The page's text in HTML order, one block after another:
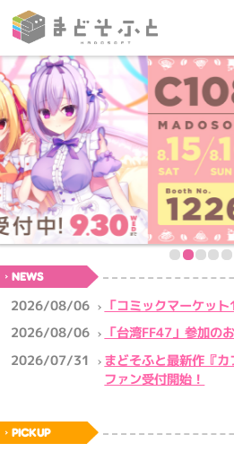
NEWS
2026/08/06 「コミックマーケッ
2026/08/06 「台湾FF47」参加の
2026/07/31 まどそふと最新作『
ファン受付開始！
PICKUP